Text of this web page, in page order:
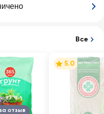
Все
отзыв
5.0